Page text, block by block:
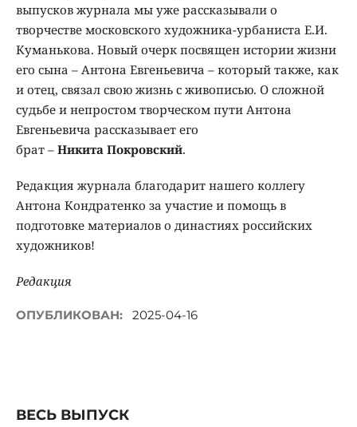
выпусков журнала мы уже рассказывали о
творчестве московского художника-урбаниста Е.И.
Куманькова. Новый очерк посвящен истории жизни
его сына – Антона Евгеньевича – который также, как
и отец, связал свою жизнь с живописью. О сложной
судьбе и непростом творческом пути Антона
Евгеньевича рассказывает его
брат – Никита Покровский.
Редакция журнала благодарит нашего коллегу
Антона Кондратенко за участие и помощь в
подготовке материалов о династиях российских
художников!
Редакция
ОПУБЛИКОВАН: 2025-04-16
ВЕСЬ ВЫПУСК